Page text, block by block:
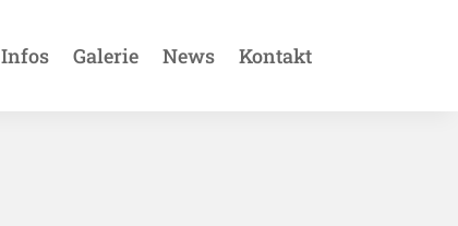
Infos Galerie News Kontakt